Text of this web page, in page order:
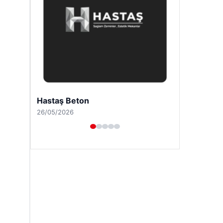
Prenses Night Club
29/04/2026